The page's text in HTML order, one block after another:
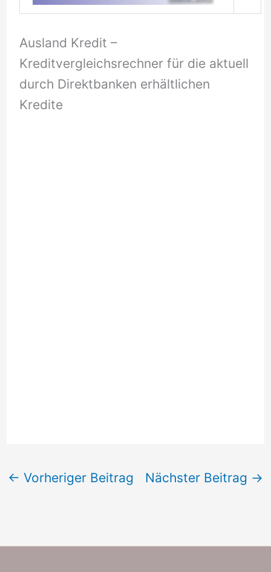
Ausland Kredit –
Kreditvergleichsrechner für die aktuell
durch Direktbanken erhältlichen
Kredite
← Vorheriger Beitrag Nächster Beitrag →